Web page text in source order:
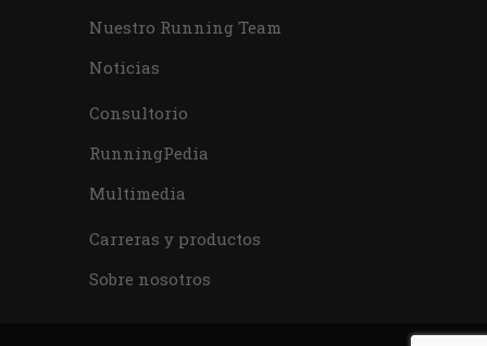
Nuestro Running Team
Noticias
Consultorio
RunningPedia
Multimedia
Carreras y productos
Sobre nosotros